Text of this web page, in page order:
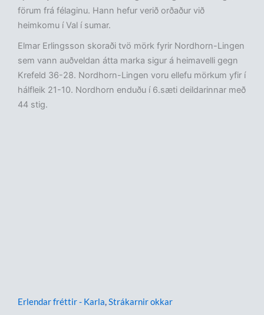
förum frá félaginu. Hann hefur verið orðaður við
heimkomu í Val í sumar.
Elmar Erlingsson skoraði tvö mörk fyrir Nordhorn-Lingen
sem vann auðveldan átta marka sigur á heimavelli gegn
Krefeld 36-28. Nordhorn-Lingen voru ellefu mörkum yfir í
hálfleik 21-10. Nordhorn enduðu í 6.sæti deildarinnar með
44 stig.
Erlendar fréttir - Karla,Strákarnir okkar